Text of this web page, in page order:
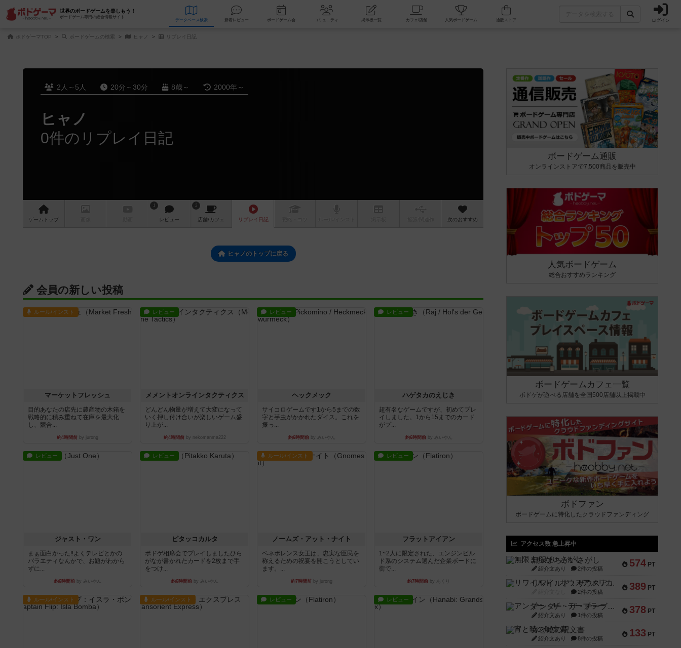
世界のボードゲームを楽しもう！
ボードゲーム専門の総合情報サイト
データベース 検索 新着レビュー ボードゲーム会 コミュニティ 掲示板一覧 カフェ/店舗 人気ボードゲーム ログイン
ボドゲーマTOP ボードゲームの検索 ヒャノ リプレイ日記
2人～5人 20分～30分 8歳～ 2000年～
ヒャノ
0件のリプレイ日記
ゲーム トップ
1
レビュー
2
店舗/カフェ リプレイ 日記 次のおすすめ
ヒャノのトップに戻る
会員の新しい投稿
ルール/インスト
マーケットフレッシュ
目的あなたの店先に農産物の木箱を
戦略的に積み重ねて在庫を最大化
し、競合...
約4時間前 by jurong
レビュー
メメントオンラインタクティクス
どんどん物量が増えて大変になって
いく押し付け合いが楽しいゲーム盛
り上が...
約4時間前by nekomanma222
レビュー
ヘックメック
サイコロゲームです1から5までの数
字と芋虫がかかれたダイス。これを
振っ...
約6時間前by みいやん
レビュー
ハゲタカのえじき
超有名なゲームですが、初めてプレ
イしました。1から15までのカード
がプ...
約6時間前by みいやん
レビュー
ジャスト・ワン
まぁ面白かった‼️よくテレビとかの
バラエティなんかで、お題がわから
ずに...
約6時間前by みいやん
レビュー
ピタッコカルタ
ボドゲ相席会でプレイしましたひら
がなが書かれたカードを2枚まで手
をつけ...
約6時間前by みいやん
ルール/インスト
ノームズ・アット・ナイト
ベネボレンス女王は、忠実な臣民を
称えるための祝宴を開こうとしてい
ます。...
約7時間前 by jurong
レビュー
フラットアイアン
1~2人に限定された、エンジンビル
ド系のシステム選んだ企業ボードに
街で...
約7時間前 by あくり
ルール/インスト ルール/インスト レビュー レビュー
ボードゲーム通販
オンラインストアで7,500商品を販売中
人気ボードゲーム
総合おすすめランキング
ボードゲームカフェ一覧
ボドゲが遊べる店舗を全国500店舗以上掲載中
ボドファン
ボードゲームに特化したクラウドファンディング
アクセス数 急上昇中
574 PT
無限まちがいさがし
紹介文あり 2件の投稿
389 PT
リワイルド：サウスアメリカ
2件の投稿
378 PT
アンダー・ザ・テーブラー
紹介文あり 1件の投稿
133 PT
宵と暁の呪文書
紹介文あり 8件の投稿